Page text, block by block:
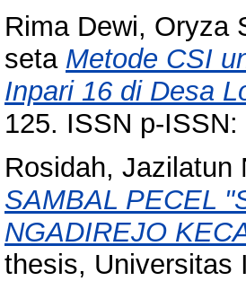
Rima Dewi, Oryza
seta Metode CSI
Inpari 16 di Desa
125. ISSN p-
Rosidah, Jazilatun
SAMBAL PECEL
NGADIREJO
thesis, Universitas